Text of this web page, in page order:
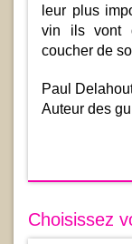
leur plus
vin ils vont
coucher de
Paul
Auteur des
Choisissez